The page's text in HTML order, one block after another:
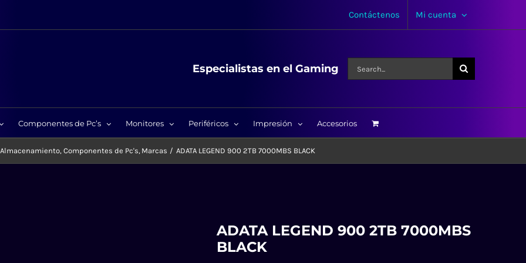
Contáctenos Mi cuenta
Especialistas en el Gaming
Search
for:
Componentes de Pc’s Monitores Periféricos Impresión Accesorios
Almacenamiento Componentes de Pc's Marcas ADATA LEGEND 900 2TB 7000MBS BLACK
ADATA LEGEND 900 2TB 7000MBS
BLACK